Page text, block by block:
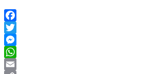
Facebook
Twitter
Messenger
WhatsApp